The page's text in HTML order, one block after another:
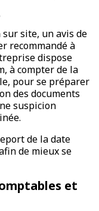
site, un avis de
recommandé à
dispose
à compter de la
pour se préparer
des documents
suspicion
de la date
de mieux se
et